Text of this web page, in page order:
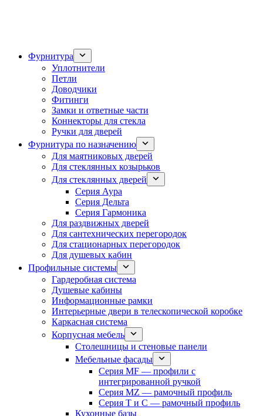
Фурнитура
Уплотнители
Петли
Доводчики
Фитинги
Замки и ответные части
Коннекторы для стекла
Ручки для дверей
Фурнитура по назначению
Для маятниковых дверей
Для стеклянных козырьков
Для стеклянных дверей
Серия Аура
Серия Дельта
Серия Гармоника
Для раздвижных дверей
Для сантехнических перегородок
Для стационарных перегородок
Для душевых кабин
Профильные системы
Гардеробная система
Душевые кабины
Информационные рамки
Интерьерные двери в телескопической коробке
Каркасная система
Корпусная мебель
Столешницы и стеновые панели
Мебельные фасады
Серия MF — профили с
интегрированной ручкой
Серия MZ — рамочный профиль
Серия T и C — рамочный профиль
Кухонные базы